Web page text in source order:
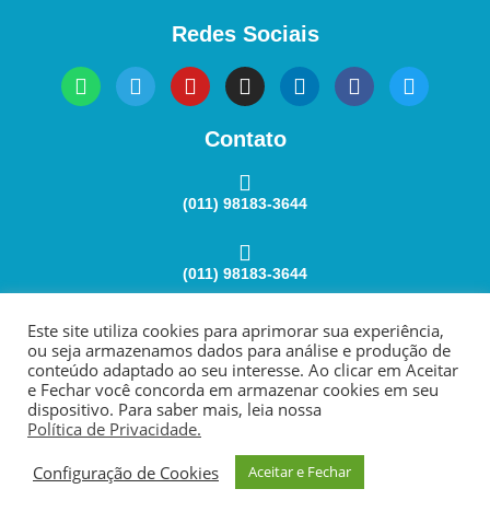
Redes Sociais
Contato
(011) 98183-3644
(011) 98183-3644
atendimento@ferreirawa.com.br
reservados.
Este site utiliza cookies para aprimorar sua experiência,
ou seja armazenamos dados para análise e produção de
conteúdo adaptado ao seu interesse. Ao clicar em Aceitar
e Fechar você concorda em armazenar cookies em seu
dispositivo. Para saber mais, leia nossa
Política de Privacidade.
Configuração de Cookies
Aceitar e Fechar